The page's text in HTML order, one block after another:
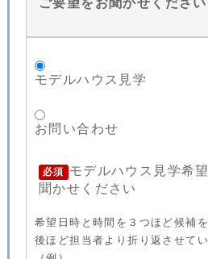
ご要望をお聞かせください
モデルハウス見学
お問い合わせ
必須
モデルハウス見学希
聞かせください
希望日時と時間を３つほど候補
後ほど担当者より折り返させて